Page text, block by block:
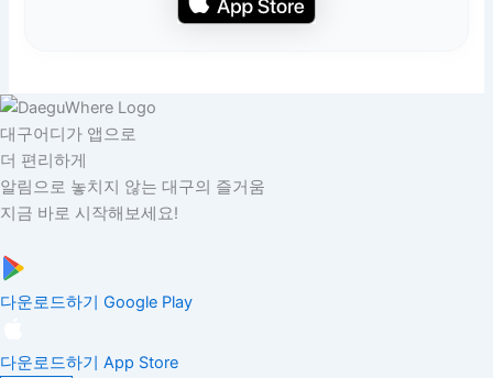
대구어디가 앱으로
더 편리하게
알림으로 놓치지 않는 대구의 즐거움
지금 바로 시작해보세요!
다운로드하기 Google Play
다운로드하기 App Store